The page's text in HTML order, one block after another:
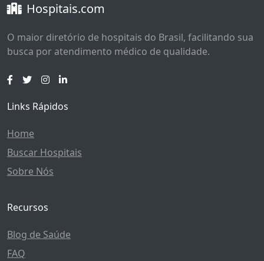
Hospitais.com
O maior diretório de hospitais do Brasil, facilitando sua
busca por atendimento médico de qualidade.
Links Rápidos
Home
Buscar Hospitais
Sobre Nós
Recursos
Blog de Saúde
FAQ